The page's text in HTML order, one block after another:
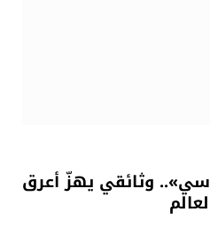
وثائقي يهزّ أعرق